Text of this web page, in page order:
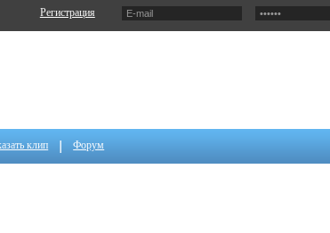
Регистрация
клип Форум